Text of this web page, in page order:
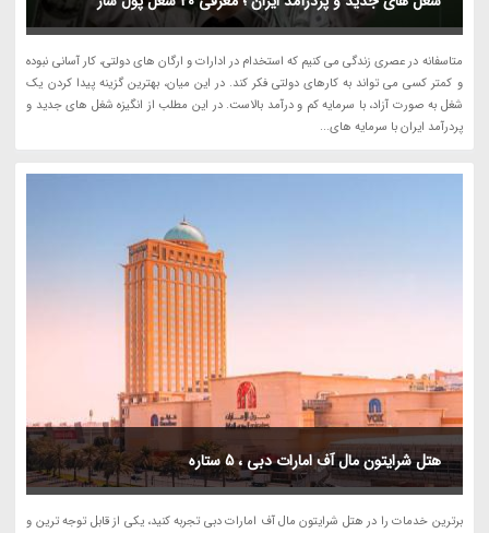
متاسفانه در عصری زندگی می کنیم که استخدام در ادارات و ارگان های دولتی، کار آسانی نبوده
و کمتر کسی می تواند به کارهای دولتی فکر کند. در این میان، بهترین گزینه پیدا کردن یک
شغل به صورت آزاد، با سرمایه کم و درآمد بالاست. در این مطلب از انگیزه شغل های جدید و
پردرآمد ایران با سرمایه های...
هتل شرایتون مال آف امارات دبی ، 5 ستاره
برترین خدمات را در هتل شرایتون مال آف امارات دبی تجربه کنید، یکی از قابل توجه ترین و